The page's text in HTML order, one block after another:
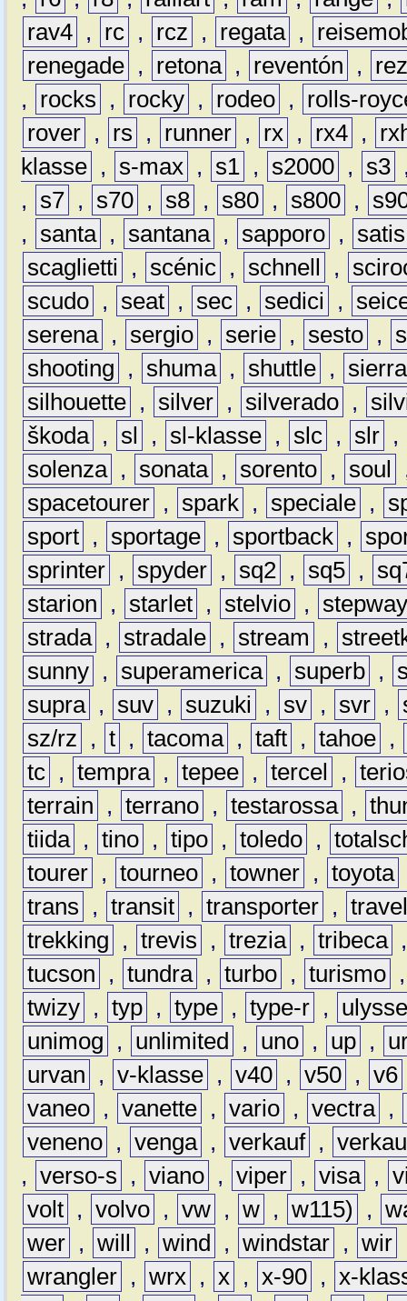
rav4 , rc , rcz , regata ,
renegade , retona , reventón ,
,
rocks , rocky , rodeo ,
rolls-
rover , rs , runner , rx , rx4 ,
klasse , s-max , s1 , s2000 , s3
,
s7 , s70 , s8 , s80 , s800 ,
,
santa , santana , sapporo ,
satis
scaglietti
, scénic , schnell ,
scudo , seat , sec , sedici ,
serena , sergio , serie , sesto ,
shooting
, shuma , shuttle ,
sierra
silhouette , silver , silverado ,
škoda , sl , sl-klasse , slc , slr ,
solenza , sonata , sorento , soul
spacetourer , spark , speciale ,
sport , sportage , sportback ,
sprinter , spyder , sq2 , sq5 ,
starion
, starlet , stelvio ,
strada , stradale , stream ,
sunny , superamerica , superb ,
supra , suv , suzuki , sv , svr ,
sz/rz
, t , tacoma , taft , tahoe ,
tc , tempra , tepee , tercel ,
terrain
, terrano , testarossa ,
tiida , tino , tipo , toledo ,
tourer , tourneo , towner , toyota
trans
, transit , transporter ,
trekking
, trevis , trezia , tribeca
tucson
, tundra , turbo , turismo
twizy , typ , type , type-r ,
unimog
, unlimited , uno , up ,
urvan
, v-klasse , v40 , v50 , v6
vaneo , vanette , vario , vectra ,
veneno , venga , verkauf ,
, verso-s , viano , viper , visa ,
volt , volvo , vw , w , w115) ,
wer , will , wind , windstar , wir
wrangler , wrx , x , x-90 , x-